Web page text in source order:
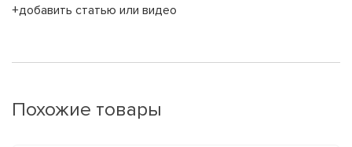
+добавить статью или видео
Похожие товары